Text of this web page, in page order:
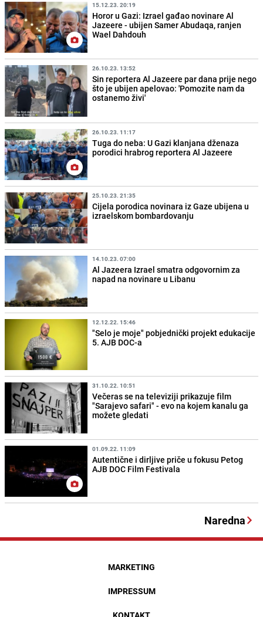
15.12.23. 20:19
Horor u Gazi: Izrael gađao novinare Al
Jazeere - ubijen Samer Abudaqa, ranjen
Wael Dahdouh
26.10.23. 13:52
Sin reportera Al Jazeere par dana prije nego
što je ubijen apelovao: 'Pomozite nam da
ostanemo živi'
26.10.23. 11:17
Tuga do neba: U Gazi klanjana dženaza
porodici hrabrog reportera Al Jazeere
25.10.23. 21:35
Cijela porodica novinara iz Gaze ubijena u
izraelskom bombardovanju
14.10.23. 07:00
Al Jazeera Izrael smatra odgovornim za
napad na novinare u Libanu
12.12.22. 15:46
"Selo je moje" pobjednički projekt edukacije
5. AJB DOC-a
31.10.22. 10:51
Večeras se na televiziji prikazuje film
"Sarajevo safari" - evo na kojem kanalu ga
možete gledati
01.09.22. 11:09
Autentične i dirljive priče u fokusu Petog
AJB DOC Film Festivala
Naredna
MARKETING
IMPRESSUM